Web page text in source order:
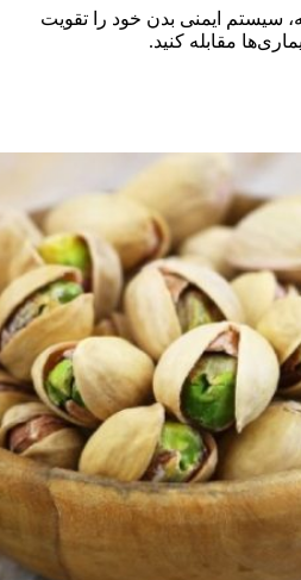
سیستم ایمنی بدن خود را تقویت
مقابله کنید.